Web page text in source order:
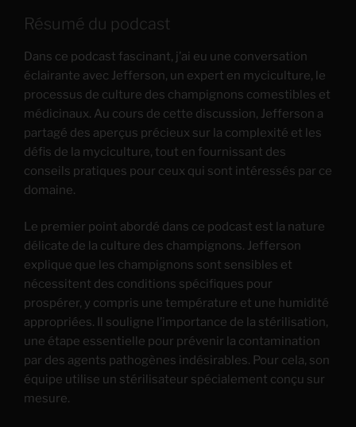
Résumé du podcast
Dans ce podcast fascinant, j’ai eu une conversation
éclairante avec Jefferson, un expert en myciculture, le
processus de culture des champignons comestibles et
médicinaux. Au cours de cette discussion, Jefferson a
partagé des aperçus précieux sur la complexité et les
défis de la myciculture, tout en fournissant des
conseils pratiques pour ceux qui sont intéressés par ce
domaine.
Le premier point abordé dans ce podcast est la nature
délicate de la culture des champignons. Jefferson
explique que les champignons sont sensibles et
nécessitent des conditions spécifiques pour
prospérer, y compris une température et une humidité
appropriées. Il souligne l’importance de la stérilisation,
une étape essentielle pour prévenir la contamination
par des agents pathogènes indésirables. Pour cela, son
équipe utilise un stérilisateur spécialement conçu sur
mesure.